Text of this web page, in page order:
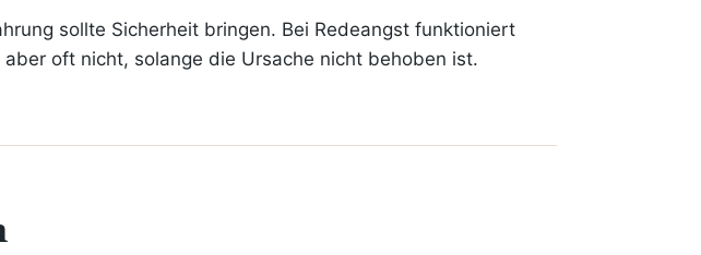
sollte Sicherheit bringen. Bei Redeangst funktioniert
aber oft nicht, solange die Ursache nicht behoben ist.